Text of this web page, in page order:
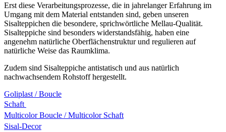
Erst diese Verarbeitungsprozesse, die in jahrelanger Erfahrung im
Umgang mit dem Material entstanden sind, geben unseren
Sisalteppichen die besondere, sprichwörtliche Mellau-Qualität.
Sisalteppiche sind besonders widerstandsfähig, haben eine
angenehm natürliche Oberflächenstruktur und regulieren auf
natürliche Weise das Raumklima.
Zudem sind Sisalteppiche antistatisch und aus natürlich
nachwachsendem Rohstoff hergestellt.
Goliplast / Boucle
Schaft
Multicolor Boucle / Multicolor Schaft
Sisal-Decor